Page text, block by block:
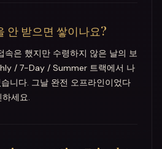
안 받으면 쌓이나요?
속은 했지만 수령하지 않은 날의 보
/ 7-Day / Summer 트랙에서 나
니다. 그날 완전 오프라인이었다
세요.